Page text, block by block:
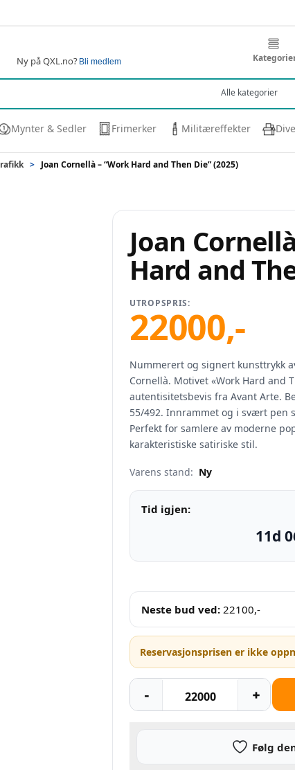
Ny på QXL.no? Bli medlem
Mynter & Sedler Frimerker Militæreffekter
> Joan Cornellà – “Work Hard and Then Die” (2025)
Joan
Hard and
UTROPSPRIS:
22000,-
Nummerert og signert kunsttrykk
Cornellà. Motivet «Work Hard and
autentisitetsbevis fra Avant Arte.
55/492. Innrammet og i svært pen
Perfekt for samlere av moderne
karakteristiske satiriske stil.
Varens stand: Ny
Tid igjen:
11d
Neste bud ved: 22100,-
Reservasjonsprisen er ikke
Følg